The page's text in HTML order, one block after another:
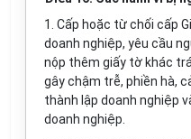
1. Cấp hoặc từ chối cấp
doanh nghiệp, yêu cầu
nộp thêm giấy tờ khác
gây chậm trễ, phiền hà,
thành lập doanh nghiệp
doanh nghiệp.